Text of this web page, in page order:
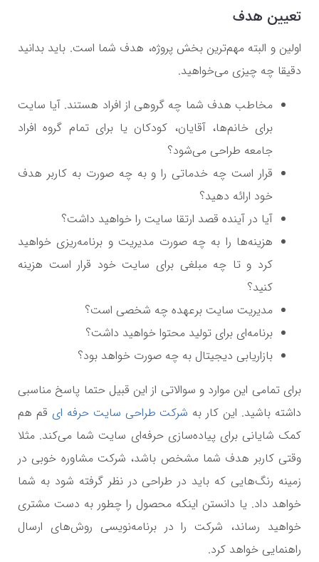
تعیین هدف
اولین و البته مهم‌ترین بخش پروژه، هدف شما است. باید بدانید
دقیقا چه چیزی می‌خواهید.
مخاطب هدف شما چه گروهی از افراد هستند. آیا سایت
برای خانم‌ها، آقایان، کودکان یا برای تمام گروه افراد
جامعه طراحی می‌شود؟
قرار است چه خدماتی را و به چه صورت به کاربر هدف
خود ارائه دهید؟
آیا در آینده قصد ارتقا سایت را خواهید داشت؟
هزینه‌ها را به چه صورت مدیریت و برنامه‌ریزی خواهید
کرد و تا چه مبلغی برای سایت خود قرار است هزینه
کنید؟
مدیریت سایت برعهده چه شخصی است؟
برنامه‌ای برای تولید محتوا خواهید داشت؟
بازاریابی دیجیتال به چه صورت خواهد بود؟
برای تمامی این موارد و سوالاتی از این قبیل حتما پاسخ مناسبی
داشته باشید. این کار به شرکت طراحی سایت حرفه ای قم هم
کمک شایانی برای پیاده‌سازی حرفه‌ای سایت شما می‌کند. مثلا
وقتی کاربر هدف شما مشخص باشد، شرکت مشاوره خوبی در
زمینه رنگ‌هایی که باید در طراحی در نظر گرفته شود به شما
خواهد داد. یا دانستن اینکه محصول را چطور به دست مشتری
خواهید رساند، شرکت را در برنامه‌نویسی روش‌های ارسال
راهنمایی خواهد کرد.